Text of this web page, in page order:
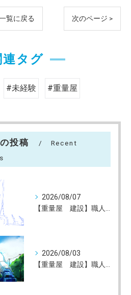
覧に戻る 次のページ >
連タグ
#未経験 #重量屋
投稿
Recent
2026/08/07
2026/08/03